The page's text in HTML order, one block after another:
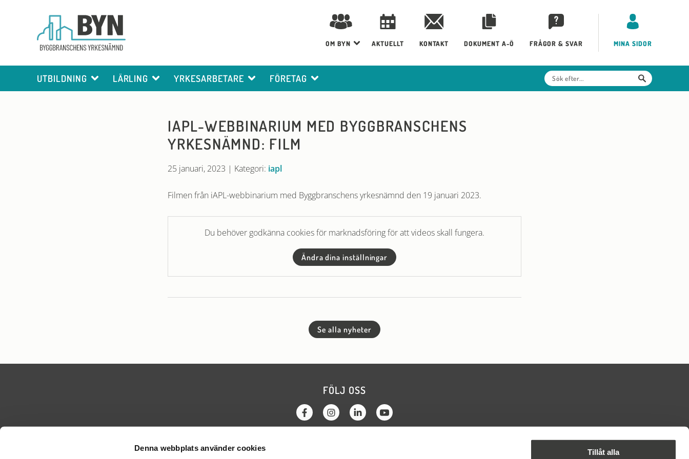
Denna webbplats använder cookies Tillåt alla
OM BYN AKTUELLT KONTAKT DOKUMENT A-Ö FRÅGOR & SVAR MINA SIDOR
UTBILDNING LÄRLING YRKESARBETARE FÖRETAG
IAPL-WEBBINARIUM MED BYGGBRANSCHENS
YRKESNÄMND: FILM
25 januari, 2023 | Kategori: iapl
Filmen från iAPL-webbinarium med Byggbranschens yrkesnämnd den 19 januari 2023.
Du behöver godkänna cookies för marknadsföring för att videos skall fungera.
Ändra dina inställningar
Se alla nyheter
FÖLJ OSS
KONTAKTA OSS